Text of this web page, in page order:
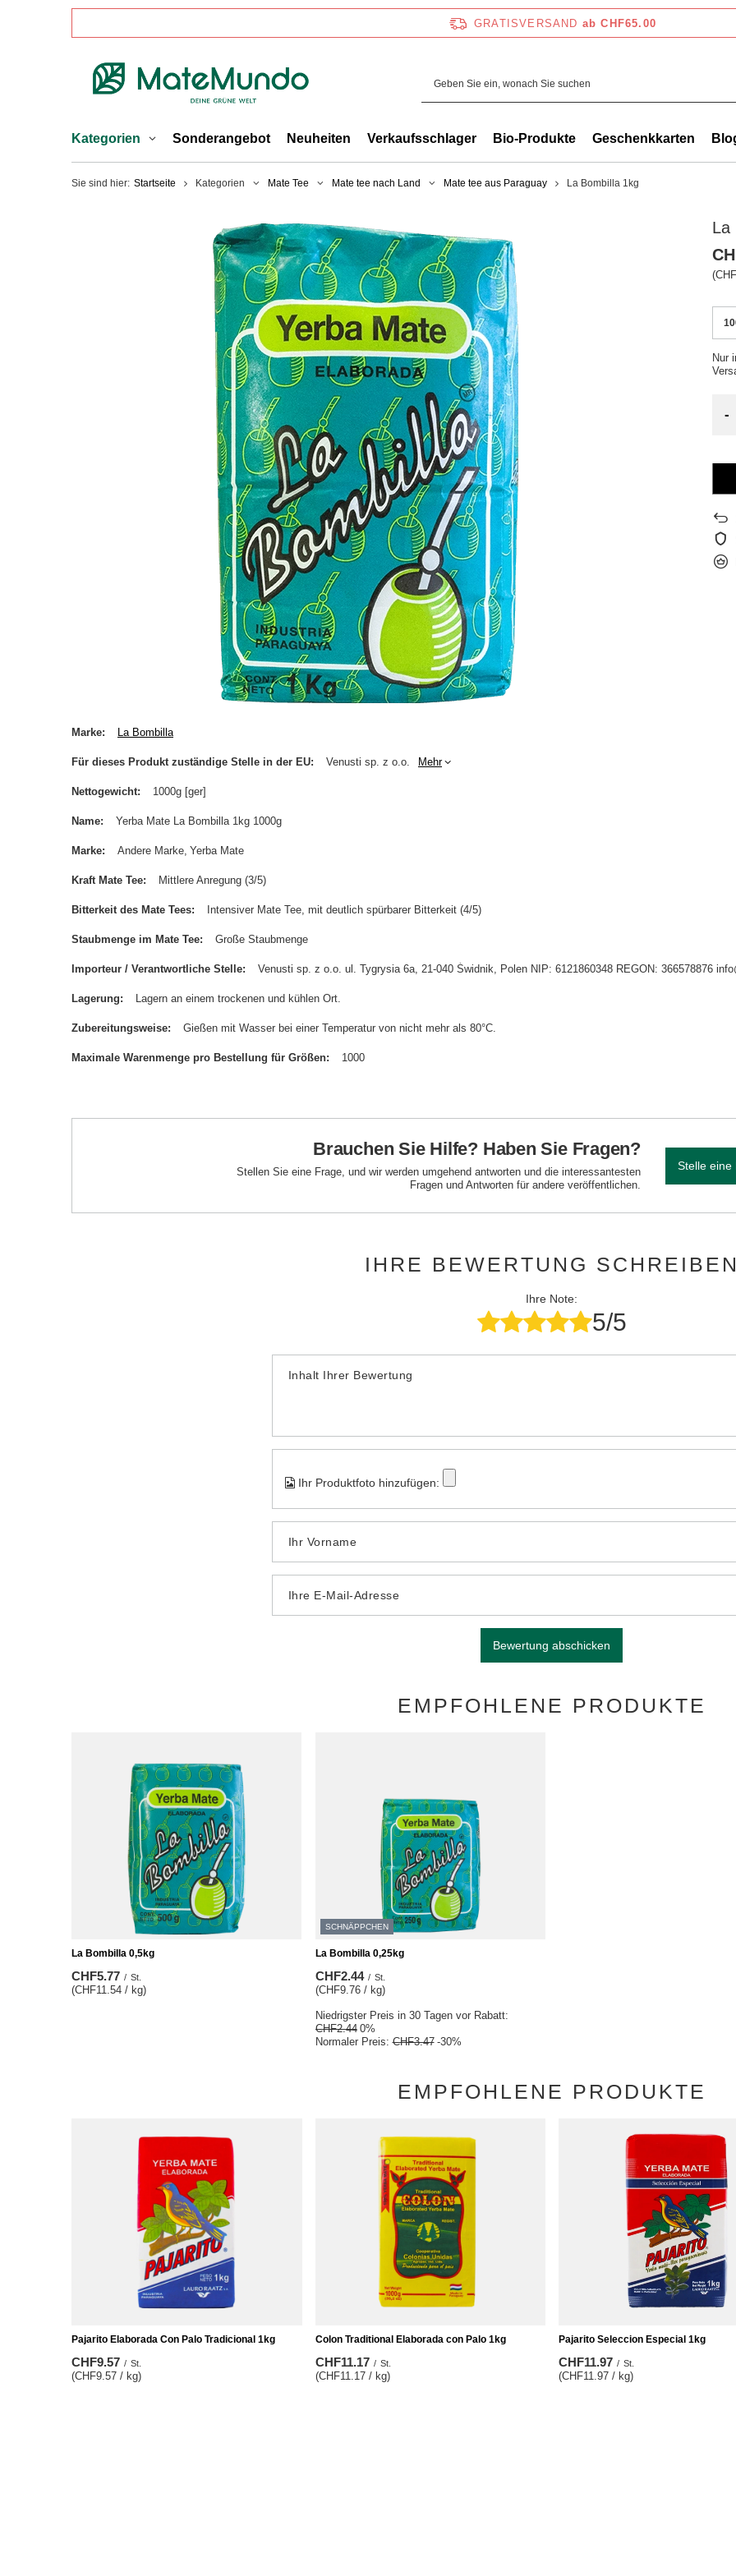
GRATISVERSAND ab CHF65.00
Kategorien Sonderangebot Neuheiten Verkaufsschlager Bio-Produkte Geschenkkarten
Sie sind hier: Startseite Kategorien Mate Tee Mate tee nach Land Mate tee aus Paraguay La Bombilla 1kg
La
Nur
-
Marke La Bombilla
Für dieses Produkt zuständige Stelle in der EU Venusti sp. z o.o. Mehr
Nettogewicht 1000g [ger]
Name Yerba Mate La Bombilla 1kg 1000g
Marke Andere Marke Yerba Mate
Kraft Mate Tee Mittlere Anregung (3/5)
Bitterkeit des Mate Tees Intensiver Mate Tee, mit deutlich spürbarer Bitterkeit (4/5)
Staubmenge im Mate Tee Große Staubmenge
Importeur / Verantwortliche Stelle Venusti sp. z o.o. ul. Tygrysia 6a, 21-040 Świdnik, Polen NIP: 6121860348 REGON: 366578876
Lagerung Lagern an einem trockenen und kühlen Ort.
Zubereitungsweise Gießen mit Wasser bei einer Temperatur von nicht mehr als 80°C.
Maximale Warenmenge pro Bestellung für Größen 1000
Brauchen Sie Hilfe? Haben Sie Fragen?
Stellen Sie eine Frage, und wir werden umgehend antworten und die interessantesten
Fragen und Antworten für andere veröffentlichen.
Stelle eine
IHRE BEWERTUNG SCHREIBEN
Ihre Note:
5/5
Inhalt Ihrer Bewertung
Ihr Produktfoto hinzufügen:
Ihr Vorname
Ihre E-Mail-Adresse
Bewertung abschicken
EMPFOHLENE PRODUKTE
La Bombilla 0,5kg
CHF5.77 / St.
(CHF11.54 / kg)
SCHNÄPPCHEN
La Bombilla 0,25kg
CHF2.44 / St.
(CHF9.76 / kg)
Niedrigster Preis in 30 Tagen vor Rabatt:
CHF2.44 0%
Normaler Preis:CHF3.47 -30%
EMPFOHLENE PRODUKTE
Pajarito Elaborada Con Palo Tradicional 1kg
CHF9.57 / St.
(CHF9.57 / kg)
Colon Traditional Elaborada con Palo 1kg
CHF11.17 / St.
(CHF11.17 / kg)
Pajarito Seleccion Especial 1kg
CHF11.97 / St.
(CHF11.97 / kg)